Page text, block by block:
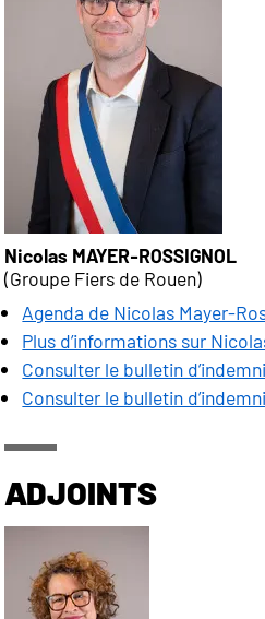
Nicolas MAYER-ROSSIGNOL
(Groupe Fiers de Rouen)
Agenda de Nicolas Mayer-
Plus d’informations sur
Consulter le bulletin
Consulter le bulletin
Adjoints